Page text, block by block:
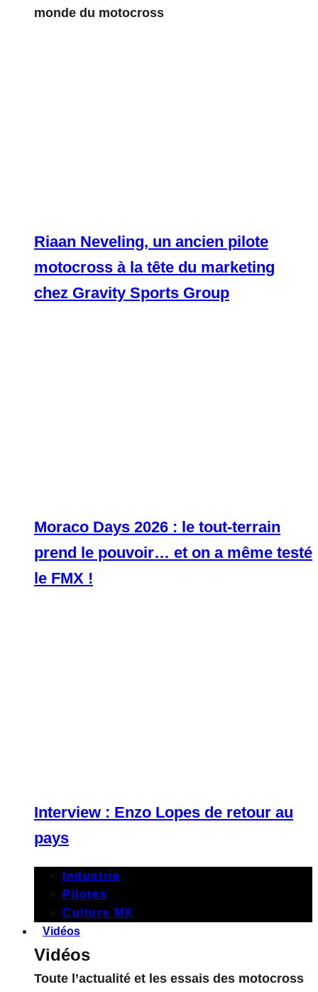
monde du motocross
Riaan Neveling, un ancien pilote
motocross à la tête du marketing
chez Gravity Sports Group
Moraco Days 2026 : le tout-terrain
prend le pouvoir… et on a même testé
le FMX !
Interview : Enzo Lopes de retour au
pays
Industrie
Pilotes
Culture MX
Vidéos
Vidéos
Toute l’actualité et les essais des motocross